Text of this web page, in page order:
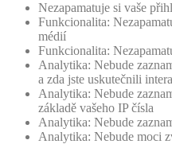
Nezapamatuje si vaše
Funkcionalita:
médií
Funkcionalita:
Analytika: Nebude
a zda jste uskutečnili
Analytika: Nebude
základě vašeho IP čísla
Analytika: Nebude
Analytika: Nebude moci